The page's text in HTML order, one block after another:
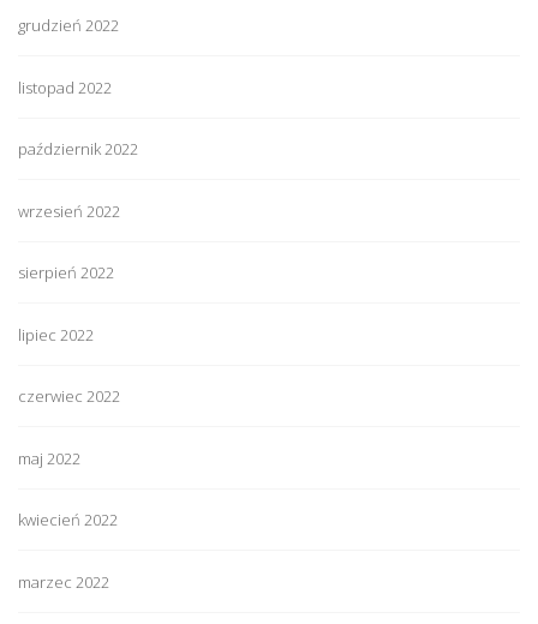
grudzień 2022
listopad 2022
październik 2022
wrzesień 2022
sierpień 2022
lipiec 2022
czerwiec 2022
maj 2022
kwiecień 2022
marzec 2022